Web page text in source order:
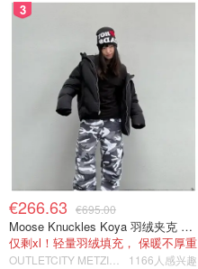
3
€266.63 €695.00
Moose Knuckles Koya 羽绒夹克 黑色
仅剩xl！轻量羽绒填充， 保暖不厚重
1166人感兴趣